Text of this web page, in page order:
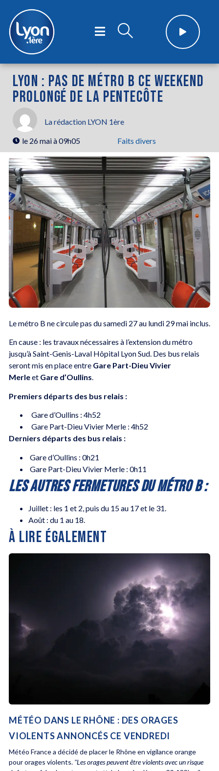
LYON : PAS DE MÉTRO B CE WEEKEND
PROLONGÉ DE LA PENTECÔTE
La rédaction LYON 1ère
le 26 mai à 09h05 Faits divers
Le métro B ne circule pas du samedi 27 au lundi 29 mai inclus.
En cause : les travaux nécessaires à l’extension du métro
jusqu’à Saint-Genis-Laval Hôpital Lyon Sud. Des bus relais
seront mis en place entre Gare Part-Dieu Vivier
Merleet Gare d’Oullins.
Premiers départs des bus relais :
Gare d’Oullins : 4h52
Gare Part-Dieu Vivier Merle : 4h52
Derniers départs des bus relais :
Gare d’Oullins : 0h21
Gare Part-Dieu Vivier Merle : 0h11
LES AUTRES FERMETURES DU MÉTRO B :
Juillet : les 1 et 2, puis du 15 au 17 et le 31.
Août : du 1 au 18.
À LIRE ÉGALEMENT
MÉTÉO DANS LE RHÔNE : DES ORAGES
VIOLENTS ANNONCÉS CE VENDREDI
Météo France a décidé de placer le Rhône en vigilance orange
pour orages violents. "Les orages peuvent être violents avec un risque